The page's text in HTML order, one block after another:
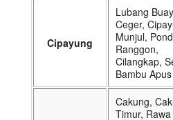
Cipayung
Lubang
Ceger,
Munjul,
Ranggon,
Cilangkap,
Bambu Apus
Cakung,
Timur, Rawa